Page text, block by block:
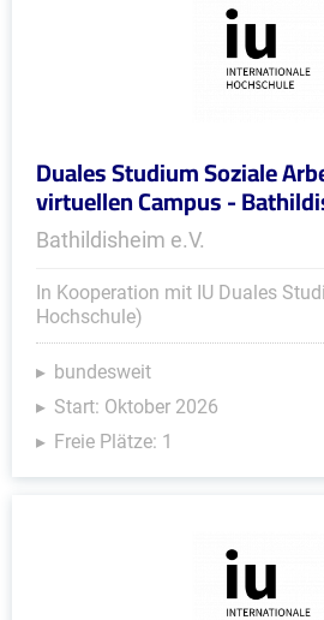
Duales Studium Soziale
virtuellen Campus -
Bathildisheim e.V.
In Kooperation mit IU Duales
Hochschule)
bundesweit
Start: Oktober 2026
Freie Plätze: 1